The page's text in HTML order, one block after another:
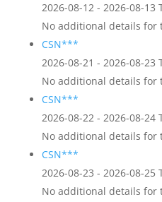
2026-08-12 - 2026-08-13
No additional details for
CSN***
2026-08-21 - 2026-08-23
No additional details for
CSN***
2026-08-22 - 2026-08-24
No additional details for
CSN***
2026-08-23 - 2026-08-25
No additional details for